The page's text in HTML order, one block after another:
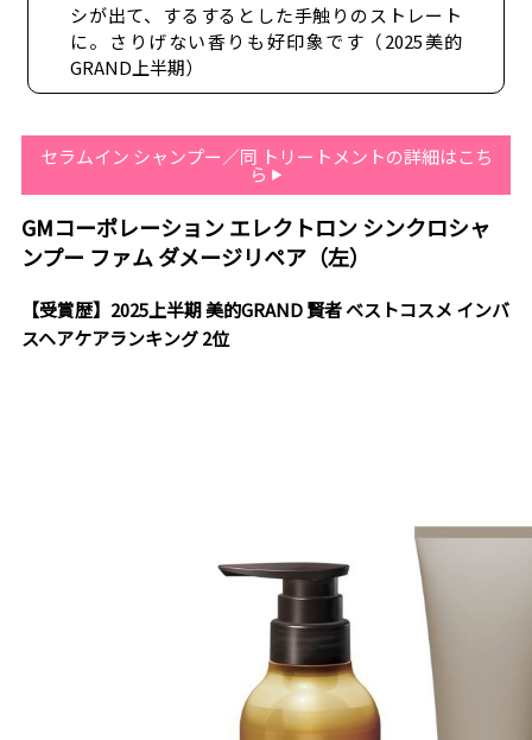
シが出て、するするとした手触りのストレート
に。さりげない香りも好印象です（2025美的
GRAND上半期）
セラムイン シャンプー／同 トリートメントの詳細はこち
ら
GMコーポレーション エレクトロン シンクロシャ
ンプー ファム ダメージリペア（左）
【受賞歴】2025上半期 美的GRAND 賢者 ベストコスメ インバ
スヘアケアランキング 2位